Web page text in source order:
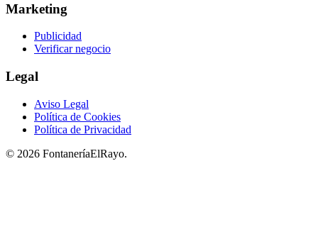
Marketing
Publicidad
Verificar negocio
Legal
Aviso Legal
Política de Cookies
Política de Privacidad
© 2026 FontaneríaElRayo.